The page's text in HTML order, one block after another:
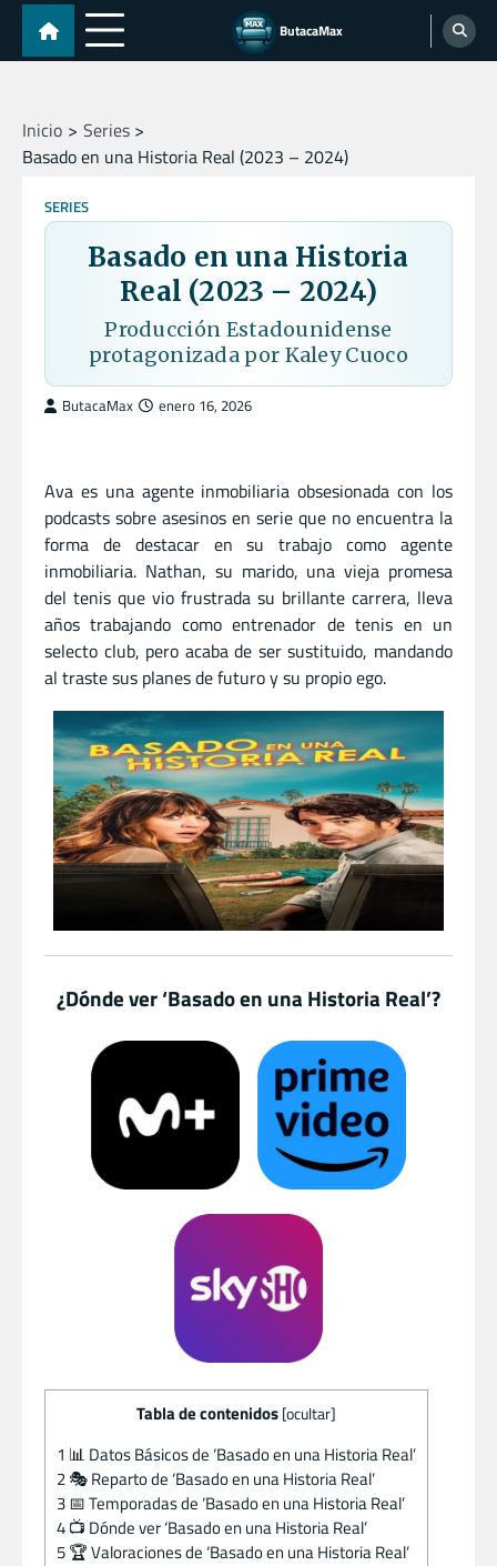
Skip
content
ButacaMax
Inicio
Series
Basado en una Historia Real (2023 – 2024)
SERIES
Basado en una Historia
Real (2023 – 2024)
Producción Estadounidense
protagonizada por Kaley Cuoco
ButacaMax enero 16, 2026
Ava es una agente inmobiliaria obsesionada con los
podcasts sobre asesinos en serie que no encuentra la
forma de destacar en su trabajo como agente
inmobiliaria. Nathan, su marido, una vieja promesa
del tenis que vio frustrada su brillante carrera, lleva
años trabajando como entrenador de tenis en un
selecto club, pero acaba de ser sustituido, mandando
al traste sus planes de futuro y su propio ego.
¿Dónde ver ‘Basado en una Historia Real’?
Tabla de contenidos [ocultar]
1 📊 Datos Básicos de ‘Basado en una Historia Real’
2🎭 Reparto de ‘Basado en una Historia Real’
3📅 Temporadas de ‘Basado en una Historia Real’
4📺 Dónde ver ‘Basado en una Historia Real’
5🏆 Valoraciones de ‘Basado en una Historia Real’